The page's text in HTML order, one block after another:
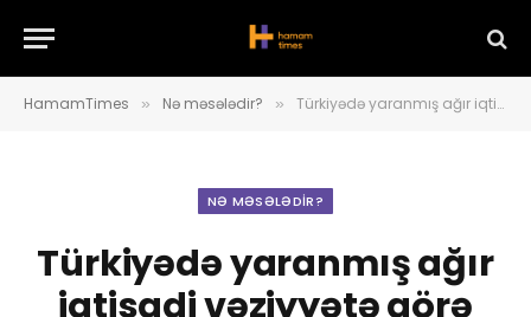
HamamTimes » Nə məsələdir? » Türkiyədə yaranmış ağır iqtisadi vəziyyətə görə hökümətin reytinqi düşüb
NƏ MƏSƏLƏDIR?
Türkiyədə yaranmış ağır
iqtisadi vəziyyətə görə